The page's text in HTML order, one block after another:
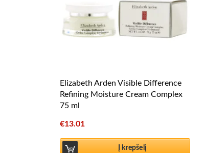
Elizabeth Arden Visible Difference
Refining Moisture Cream Complex
75 ml
€13.01
Į krepšelį